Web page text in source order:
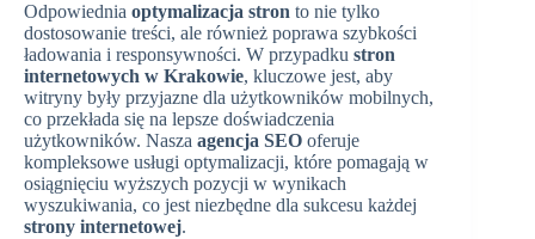
Odpowiednia optymalizacja stron to nie tylko
dostosowanie treści, ale również poprawa szybkości
ładowania i responsywności. W przypadku stron
internetowych w Krakowie, kluczowe jest, aby
witryny były przyjazne dla użytkowników mobilnych,
co przekłada się na lepsze doświadczenia
użytkowników. Nasza agencja SEO oferuje
kompleksowe usługi optymalizacji, które pomagają w
osiągnięciu wyższych pozycji w wynikach
wyszukiwania, co jest niezbędne dla sukcesu każdej
strony internetowej.